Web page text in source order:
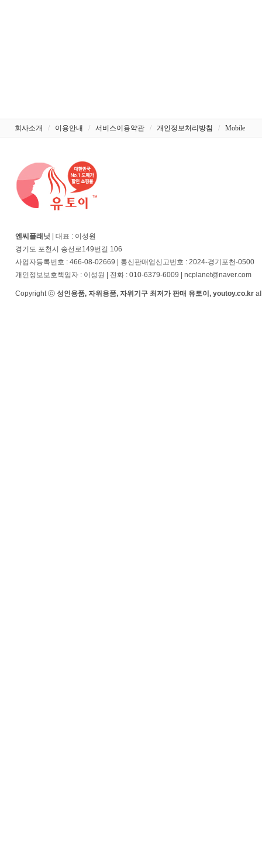
회사소개 / 이용안내 / 서비스이용약관 / 개인정보처리방침 / Mobile
엔씨플래닛 | 대표 : 이성원
경기도 포천시 송선로149번길 106
사업자등록번호 : 466-08-02669 | 통신판매업신고번호 : 2024-경기포천-0500
개인정보보호책임자 : 이성원 | 전화 : 010-6379-6009 | ncplanet@naver.com
Copyright ⓒ 성인용품, 자위용품, 자위기구 최저가 판매 유토이, youtoy.co.kr